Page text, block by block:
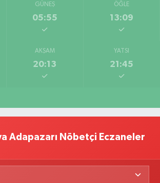
GÜNEŞ
05:55
ÖĞLE
13:09
AKŞAM
20:13
YATSI
21:45
Adapazarı Nöbetçi Eczaneler